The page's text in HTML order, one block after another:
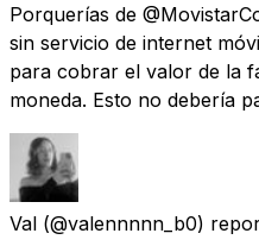
Porquerías de
sin servicio de internet
para cobrar el valor de la
moneda. Esto no debería
Val (@valennnnn_b0)